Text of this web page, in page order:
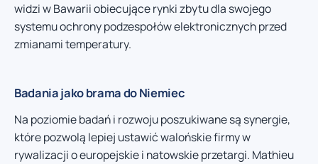
widzi w Bawarii obiecujące rynki zbytu dla swojego
systemu ochrony podzespołów elektronicznych przed
zmianami temperatury.
Badania jako brama do Niemiec
Na poziomie badań i rozwoju poszukiwane są synergie,
które pozwolą lepiej ustawić walońskie firmy w
rywalizacji o europejskie i natowskie przetargi. Mathieu